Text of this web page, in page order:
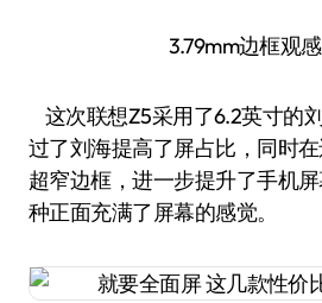
3.79mm边框观
这次联想Z5采用了6.2英寸的
过了刘海提高了屏占比，同时
超窄边框，进一步提升了手机
种正面充满了屏幕的感觉。